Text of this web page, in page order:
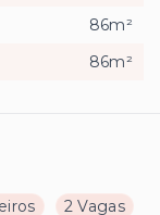
2 Vagas
86m²
86m²